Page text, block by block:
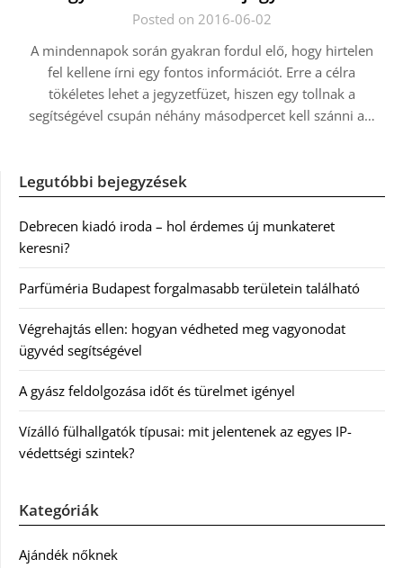
Posted on 2016-06-02
A mindennapok során gyakran fordul elő, hogy hirtelen
fel kellene írni egy fontos információt. Erre a célra
tökéletes lehet a jegyzetfüzet, hiszen egy tollnak a
segítségével csupán néhány másodpercet kell szánni a…
Legutóbbi bejegyzések
Debrecen kiadó iroda – hol érdemes új munkateret
keresni?
Parfüméria Budapest forgalmasabb területein található
Végrehajtás ellen: hogyan védheted meg vagyonodat
ügyvéd segítségével
A gyász feldolgozása időt és türelmet igényel
Vízálló fülhallgatók típusai: mit jelentenek az egyes IP-
védettségi szintek?
Kategóriák
Ajándék nőknek